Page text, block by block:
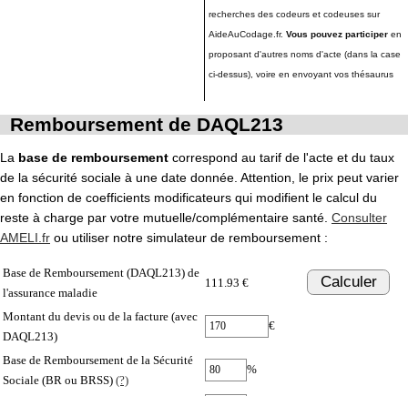
recherches des codeurs et codeuses sur
AideAuCodage.fr. Vous pouvez participer en
proposant d'autres noms d'acte (dans la case
ci-dessus), voire en envoyant vos thésaurus
Remboursement de DAQL213
La base de remboursement correspond au tarif de l'acte et du taux
de la sécurité sociale à une date donnée. Attention, le prix peut varier
en fonction de coefficients modificateurs qui modifient le calcul du
reste à charge par votre mutuelle/complémentaire santé. Consulter
AMELI.fr ou utiliser notre simulateur de remboursement :
Base de Remboursement (DAQL213) de
l'assurance maladie
111.93 € Calculer
Montant du devis ou de la facture (avec
DAQL213)
€
Base de Remboursement de la Sécurité
Sociale (BR ou BRSS) (?)
%